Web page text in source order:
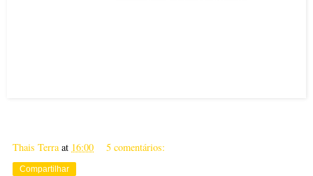
Thais Terra at 16:00 5 comentários:
Compartilhar